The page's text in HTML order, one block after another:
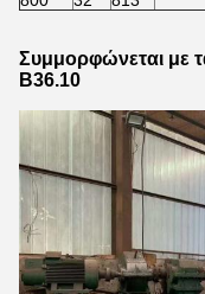
Συμμορφώνεται με
B36.10